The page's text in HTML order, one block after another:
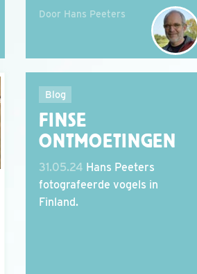
Door Hans Peeters
Blog
FINSE
ONTMOETINGEN
31.05.24 Hans Peeters
fotografeerde vogels in
Finland.